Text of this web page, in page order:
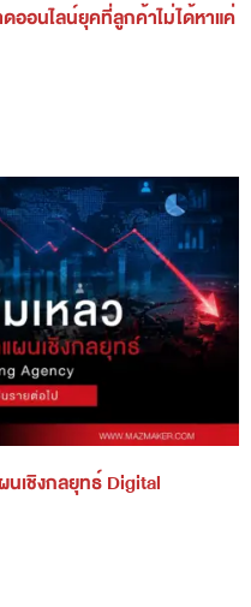
ออนไลน์ยุคที่ลูกค้าไม่ได้หาแค่
นเชิงกลยุทธ์ Digital